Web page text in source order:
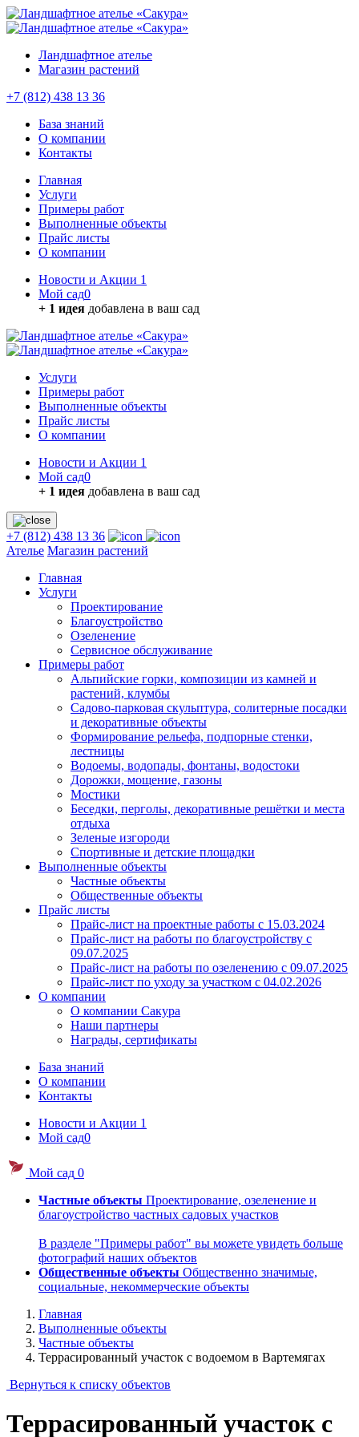
Ландшафтное ателье
Магазин растений
+7 (812) 438 13 36
База знаний
О компании
Контакты
Главная
Услуги
Примеры работ
Выполненные объекты
Прайс листы
О компании
Новости и Акции 1
Мой сад0
+ 1 идея добавлена в ваш сад
Услуги
Примеры работ
Выполненные объекты
Прайс листы
О компании
Новости и Акции 1
Мой сад0
+ 1 идея добавлена в ваш сад
+7 (812) 438 13 36
Ателье Магазин растений
Главная
Услуги
Проектирование
Благоустройство
Озеленение
Сервисное обслуживание
Примеры работ
Альпийские горки, композиции из камней и
растений, клумбы
Садово-парковая скульптура, солитерные посадки
и декоративные объекты
Формирование рельефа, подпорные стенки,
лестницы
Водоемы, водопады, фонтаны, водостоки
Дорожки, мощение, газоны
Мостики
Беседки, перголы, декоративные решётки и места
отдыха
Зеленые изгороди
Спортивные и детские площадки
Выполненные объекты
Частные объекты
Общественные объекты
Прайс листы
Прайс-лист на проектные работы c 15.03.2024
Прайс-лист на работы по благоустройству с
09.07.2025
Прайс-лист на работы по озеленению с 09.07.2025
Прайс-лист по уходу за участком c 04.02.2026
О компании
О компании Сакура
Наши партнеры
Награды, сертификаты
База знаний
О компании
Контакты
Новости и Акции 1
Мой сад0
Мой сад 0
Частные объекты Проектирование, озеленение и
благоустройство частных садовых участков
В разделе "Примеры работ" вы можете увидеть больше
фотографий наших объектов
Общественные объекты Общественно значимые,
социальные, некоммерческие объекты
Главная
Выполненные объекты
Частные объекты
Террасированный участок с водоемом в Вартемягах
Вернуться к списку объектов
Террасированный участок с